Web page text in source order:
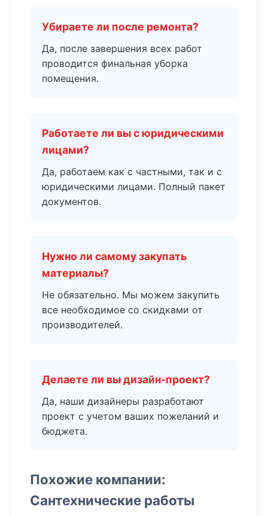
Убираете ли после ремонта?
Да, после завершения всех работ
проводится финальная уборка
помещения.
Работаете ли вы с юридическими
лицами?
Да, работаем как с частными, так и с
юридическими лицами. Полный пакет
документов.
Нужно ли самому закупать
материалы?
Не обязательно. Мы можем закупить
все необходимое со скидками от
производителей.
Делаете ли вы дизайн-проект?
Да, наши дизайнеры разработают
проект с учетом ваших пожеланий и
бюджета.
Похожие компании:
Сантехнические работы